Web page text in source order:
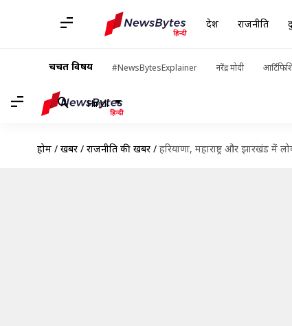
देश राजनीति
चर्चित विषय #NewsBytesExplainer नरेंद्र मोदी
Hindi
होम / खबरें / राजनीति की खबरें / हरियाणा, महाराष्ट्र और झारखंड में